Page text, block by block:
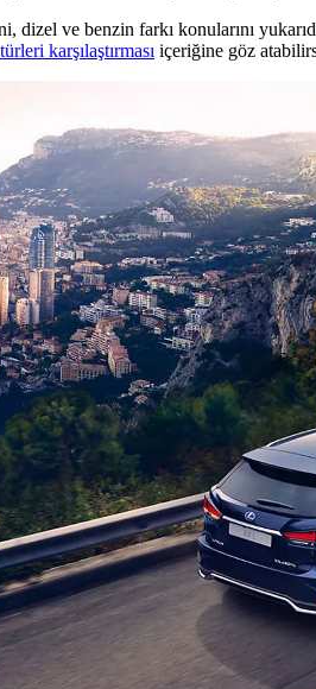
ve benzin farkı konularını
karşılaştırması içeriğine göz